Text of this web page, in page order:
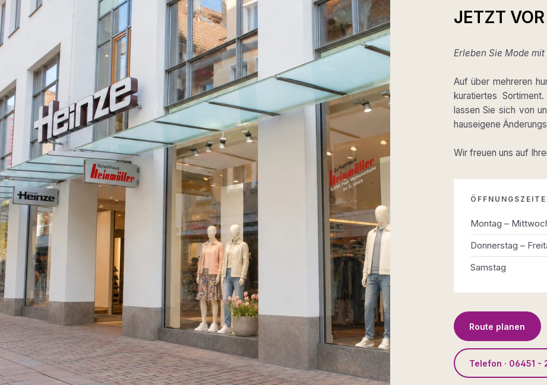
JETZT
Erleben Sie Mode
Auf über mehreren
kuratiertes
lassen Sie sich von
hauseigene
Wir freuen uns auf
Montag –
Donnerstag –
Samstag
Route planen
Telefon · 06451 -